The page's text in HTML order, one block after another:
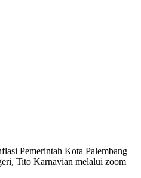
Pemerintah Kota Palembang
Tito Karnavian melalui zoom